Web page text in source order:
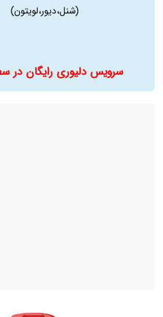
(شنل،دیور،لویتون)
سرویس دلیوری رایگان در